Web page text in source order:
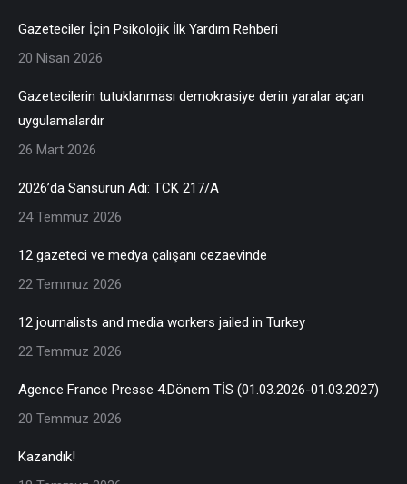
Gazeteciler İçin Psikolojik İlk Yardım Rehberi
20 Nisan 2026
Gazetecilerin tutuklanması demokrasiye derin yaralar açan
uygulamalardır
26 Mart 2026
2026’da Sansürün Adı: TCK 217/A
24 Temmuz 2026
12 gazeteci ve medya çalışanı cezaevinde
22 Temmuz 2026
12 journalists and media workers jailed in Turkey
22 Temmuz 2026
Agence France Presse 4.Dönem TİS (01.03.2026-01.03.2027)
20 Temmuz 2026
Kazandık!